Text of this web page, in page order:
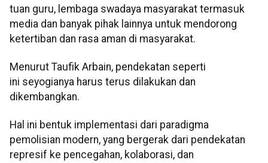
tuan guru, lembaga swadaya masyarakat termasuk
media dan banyak pihak lainnya untuk mendorong
ketertiban dan rasa aman di masyarakat.
Menurut Taufik Arbain, pendekatan seperti
ini seyogianya harus terus dilakukan dan
dikembangkan.
Hal ini bentuk implementasi dari paradigma
pemolisian modern, yang bergerak dari pendekatan
represif ke pencegahan, kolaborasi, dan